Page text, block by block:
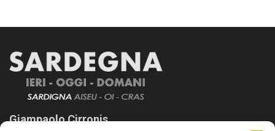
Giampaolo Cirronis